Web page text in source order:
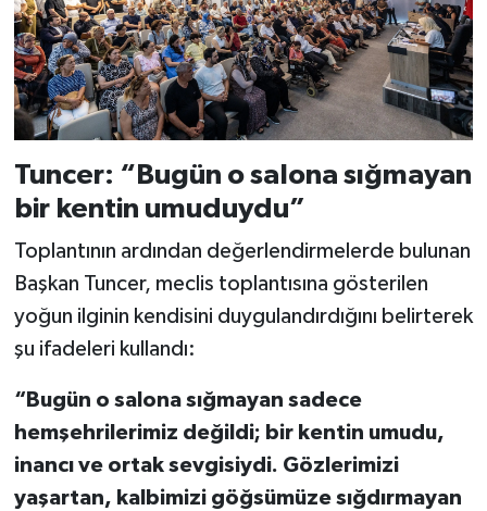
Tuncer: “Bugün o salona sığmayan
bir kentin umuduydu”
Toplantının ardından değerlendirmelerde bulunan
Başkan Tuncer, meclis toplantısına gösterilen
yoğun ilginin kendisini duygulandırdığını belirterek
şu ifadeleri kullandı:
“Bugün o salona sığmayan sadece
hemşehrilerimiz değildi; bir kentin umudu,
inancı ve ortak sevgisiydi. Gözlerimizi
yaşartan, kalbimizi göğsümüze sığdırmayan